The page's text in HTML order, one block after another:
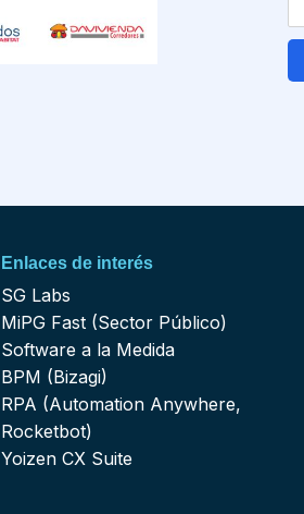
Enlaces de interés
SG Labs
MiPG Fast (Sector Público)
Software a la Medida
BPM (Bizagi)
RPA (Automation Anywhere,
Rocketbot)
Yoizen CX Suite